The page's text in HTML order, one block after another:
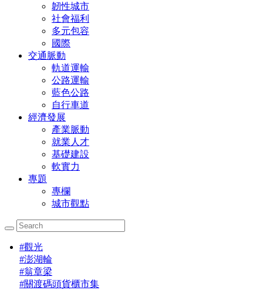
韌性城市
社會福利
多元包容
國際
交通脈動
軌道運輸
公路運輸
藍色公路
自行車道
經濟發展
產業脈動
就業人才
基礎建設
軟實力
專題
專欄
城市觀點
#觀光
#澎湖輪
#翁章梁
#關渡碼頭貨櫃市集